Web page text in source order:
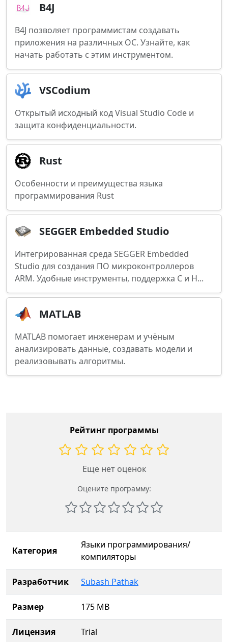
B4J
B4J позволяет программистам создавать
приложения на различных ОС. Узнайте, как
начать работать с этим инструментом.
VSCodium
Открытый исходный код Visual Studio Code и
защита конфиденциальности.
Rust
Особенности и преимущества языка
программирования Rust
SEGGER Embedded Studio
Интегрированная среда SEGGER Embedded
Studio для создания ПО микроконтроллеров
ARM. Удобные инструменты, поддержка C и H...
MATLAB
MATLAB помогает инженерам и учёным
анализировать данные, создавать модели и
реализовывать алгоритмы.
Рейтинг программы
Еще нет оценок
Оцените программу:
Категория
Языки программирования/
компиляторы
Разработчик Subash Pathak
Размер 175 MB
Лицензия Trial